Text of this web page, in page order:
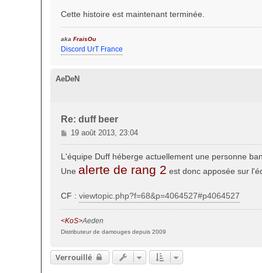
e
Cette histoire est maintenant terminée.
aka FraisOu
Discord UrT France
AeDeN
Re: duff beer
M
e
s
a
e
19 août 2013, 23:04
L'équipe Duff héberge actuellement une personne
Une alerte de rang 2 est donc apposée sur
CF : viewtopic.php?f=68&p=4064527#p4064527
<KoS>Aeden
Distributeur de damouges depuis 2009
Verrouillé